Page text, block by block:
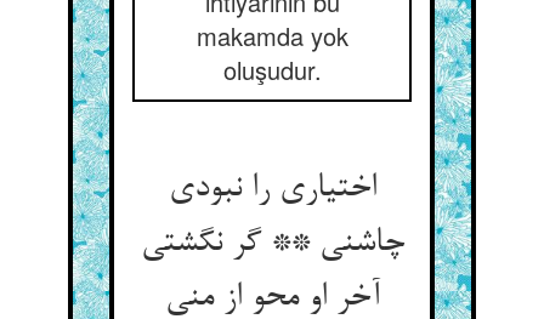
makamda yok
oluşudur.
اختیاری را نبودی
چاشنی ** گر نگشتی
آخر او محو از منی